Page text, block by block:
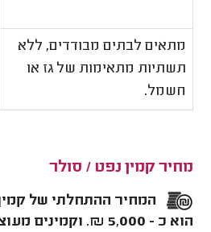
מתאים לבתים מבודדים, ללא
תשתיות מתאימות של גז או
חשמל.
מחיר קמין נפט / סולר
המחיר ההתחלתי של
הוא כ - 5,000 ₪.